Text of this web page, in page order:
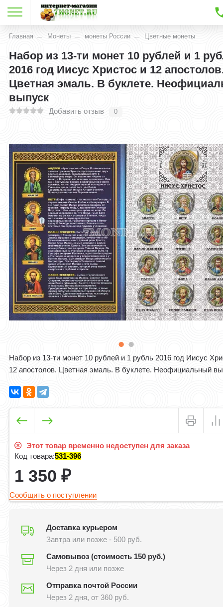
Главная Монеты монеты России Цветные монеты
Набор из 13-ти монет 10 рублей и 1
2016 год Иисус Христос и 12
Цветная эмаль. В буклете.
выпуск
Добавить отзыв 0
Набор из 13-ти монет 10 рублей и 1 рубль 2016 год Иисус
12 апостолов. Цветная эмаль. В буклете. Неофициальный
Этот товар временно недоступен для заказа
Код товара:531-396
1 350₽
Сообщить о поступлении
Доставка курьером
Завтра или позже - 500 руб.
Самовывоз (стоимость 150 руб.)
Через 2 дня или позже
Отправка почтой России
Через 2 дня, от 360 руб.